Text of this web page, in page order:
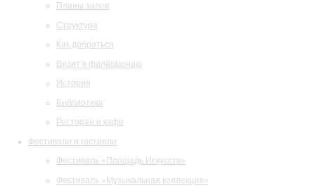
Планы залов
Структура
Как добраться
Визит в филармонию
История
Библиотека
Ресторан и кафе
Фестивали и гастроли
Фестиваль «Площадь Искусств»
Фестиваль «Музыкальная коллекция»